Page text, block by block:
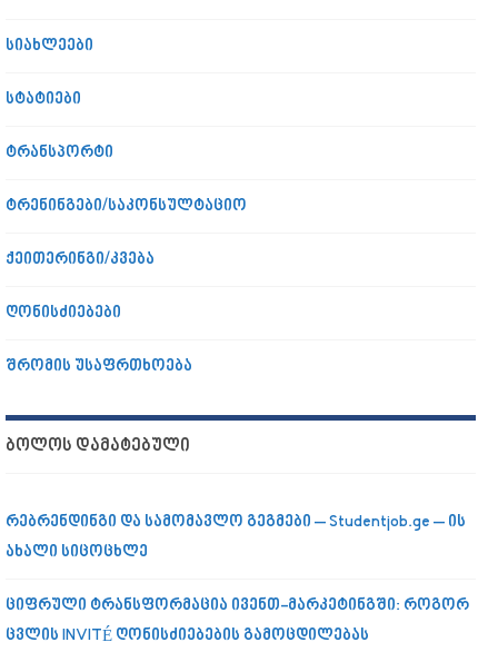
სიახლეები
სტატიები
ტრანსპორტი
ტრენინგები/საკონსულტაციო
ქეითერინგი/კვება
ღონისძიებები
შრომის უსაფრთხოება
ᲑᲝᲚᲝᲡ ᲓᲐᲛᲐᲢᲔᲑᲣᲚᲘ
რებრენდინგი და სამომავლო გეგმები – Studentjob.ge – ის
ახალი სიცოცხლე
ციფრული ტრანსფორმაცია ივენთ-მარკეტინგში: როგორ
ცვლის INVITÉ ღონისძიებების გამოცდილებას